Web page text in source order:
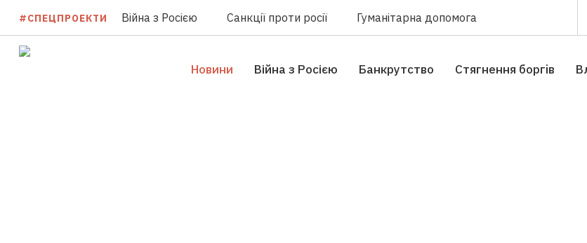
#СПЕЦПРОЕКТИ Війна з Росією Санкції проти росії Гуманітарна допомога
Новини Війна з Росією Банкрутство Стягнення боргiв